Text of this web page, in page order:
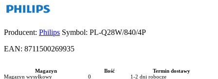
Producent: Philips Symbol: PL-Q28W/840/4P
EAN: 8711500269935
Magazyn Ilość
Termin dostawy
Magazyn wysyłkowy
0
1-2 dni robocze